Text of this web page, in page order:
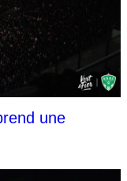
une